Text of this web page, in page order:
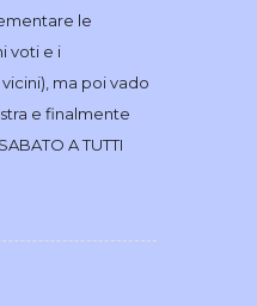
le
voti e i
ma poi vado
e finalmente
A TUTTI